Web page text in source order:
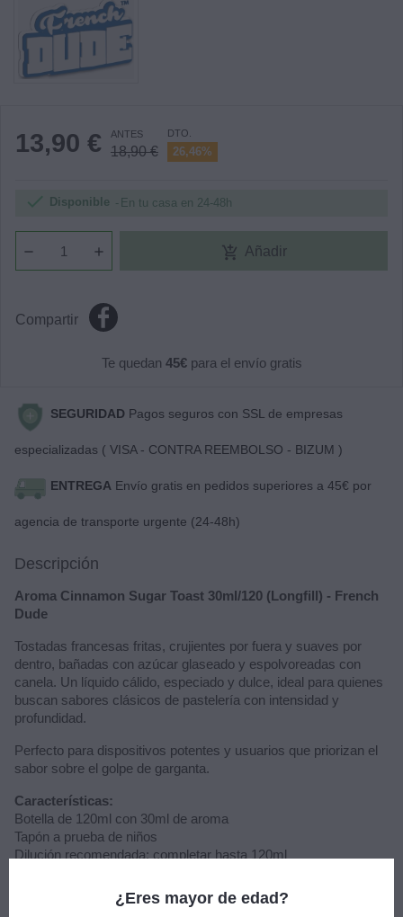
13,90 € ANTES
18,90 €
DTO.
26,46%
 Disponible En tu casa en 24-48h
add_shopping_cart Añadir
Compartir
Te quedan 45€para el envío gratis
SEGURIDAD Pagos seguros con SSL de empresas
especializadas ( VISA - CONTRA REEMBOLSO - BIZUM )
ENTREGA Envío gratis en pedidos superiores a 45€ por
agencia de transporte urgente (24-48h)
Descripción
Aroma Cinnamon Sugar Toast 30ml/120 (Longfill) - French
Dude
Tostadas francesas fritas, crujientes por fuera y suaves por
dentro, bañadas con azúcar glaseado y espolvoreadas con
canela. Un líquido cálido, especiado y dulce, ideal para quienes
buscan sabores clásicos de pastelería con intensidad y
profundidad.
Perfecto para dispositivos potentes y usuarios que priorizan el
sabor sobre el golpe de garganta.
Características:
Botella de 120ml con 30ml de aroma
Tapón a prueba de niños
Dilución recomendada: completar hasta 120ml
Sabor: tostadas francesas, azúcar glaseado, canela
¿Eres mayor de edad?